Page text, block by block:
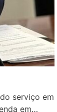
serviço em
em…